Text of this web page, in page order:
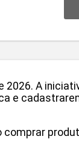
2026. A
e